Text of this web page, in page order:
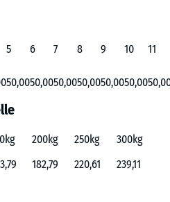
5 6 7 8 9 10
11
50,0050,0050,0050,0050,0050,00
200kg 250kg
300kg
182,79 220,61 239,11